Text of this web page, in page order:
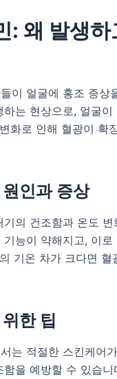
: 왜 발생
이 얼굴에 홍조 증상
는 현상으로, 얼굴
화로 인해 혈광이 확
인과 증상
의 건조함과 온도
능이 약해지고, 이
기온 차가 크다면
한 팁
는 적절한 스킨케어
을 예방할 수 있습